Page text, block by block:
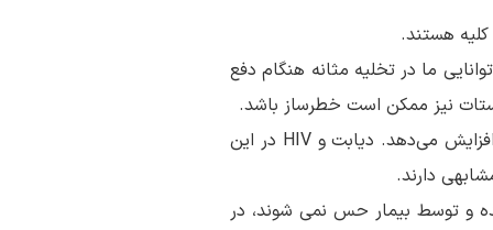
کلیه هستند.
ما در تخلیه مثانه هنگام دفع
نیز ممکن است خطرساز باشد.
: شرایطی که سیستم ایمنی بدن ما را مختل می‌کند، خطر ابتلا به عفونت کلیه را افزایش می‌دهد. دیابت و HIV در این
دارند.
و توسط بیمار حس نمی شوند، در